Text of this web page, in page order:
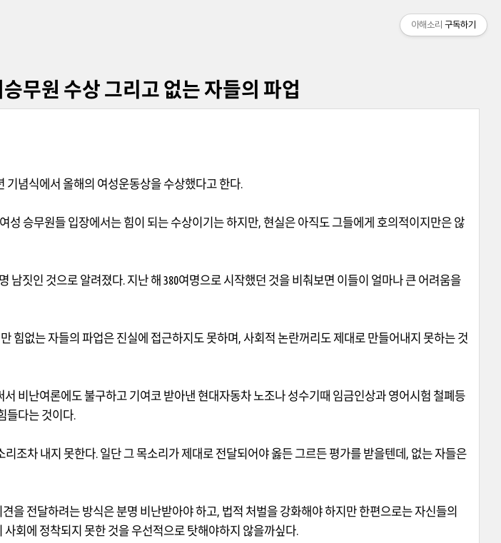
승무원 수상 그리고 없는 자들의 파업
기념식에서 올해의 여성운동상을 수상했다고 한다
여성 승무원들 입장에서는 힘이 되는 수상이기는 하지만 현실은 아직도 그들에게 호의적이지만은 않
남짓인 것으로 알려졌다 지난 해 380여명으로 시작했던 것을 비춰보면 이들이 얼마나 큰 어려움을
힘없는 자들의 파업은 진실에 접근하지도 못하며 사회적 논란꺼리도 제대로 만들어내지 못하는 것
비난여론에도 불구하고 기여코 받아낸 현대자동차 노조나 성수기때 임금인상과 영어시험 철폐등
들다는 것이다
리조차 내지 못한다 일단 그 목소리가 제대로 전달되어야 옳든 그르든 평가를 받을텐데
없는 자들은
을 전달하려는 방식은 분명 비난받아야 하고 법적 처벌을 강화해야 하지만 한편으로는 자신들의
회에 정착되지 못한 것을 우선적으로 탓해야하지 않을까싶다
아해소리 구독하기